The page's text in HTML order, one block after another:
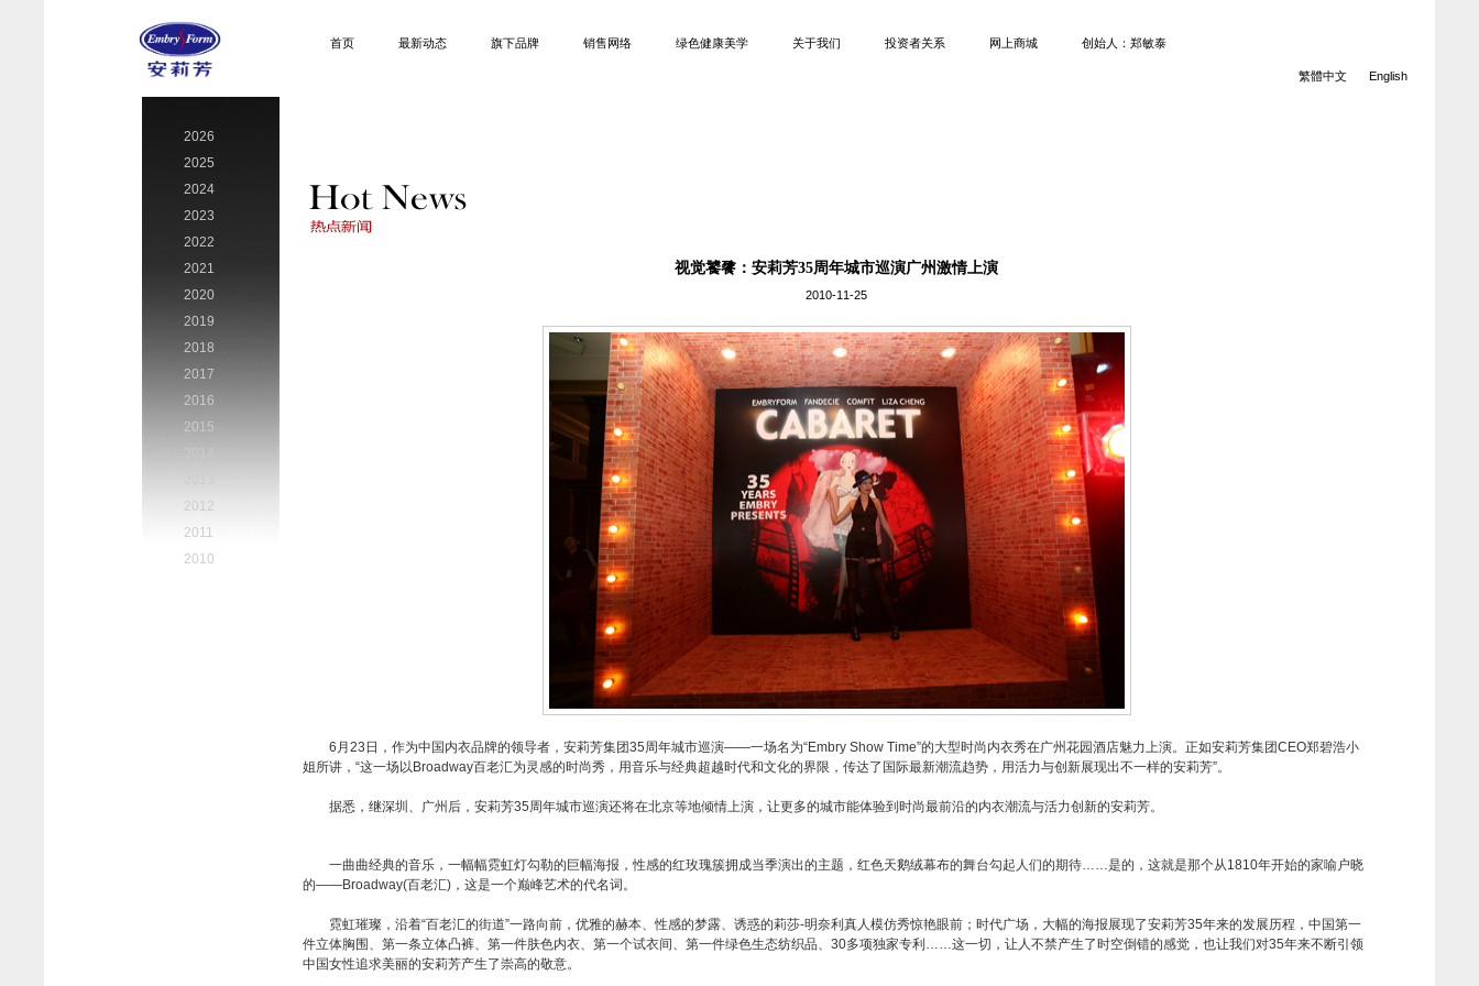
首页 最新动态 旗下品牌 销售网络 绿色健康美学 关于我们 投资者关系 网上商城 创始人：郑敏泰
繁體中文 English
2026
2025
2024
2023
2022
2021
2020
2019
2018
2017
2016
2015
2012
2011
2010
视觉饕餮：安莉芳35周年城市巡演广州激情上演
2010-11-25
6月23日，作为中国内衣品牌的领导者，安莉芳集团35周年城市巡演——一场名为“Embry Show Time”的大型时尚内衣秀在广州花园酒店魅力上演。正如安莉芳集团CEO郑碧浩小
姐所讲，“这一场以Broadway百老汇为灵感的时尚秀，用音乐与经典超越时代和文化的界限，传达了国际最新潮流趋势，用活力与创新展现出不一样的安莉芳”。
据悉，继深圳、广州后，安莉芳35周年城市巡演还将在北京等地倾情上演，让更多的城市能体验到时尚最前沿的内衣潮流与活力创新的安莉芳。
一曲曲经典的音乐，一幅幅霓虹灯勾勒的巨幅海报，性感的红玫瑰簇拥成当季演出的主题，红色天鹅绒幕布的舞台勾起人们的期待……是的，这就是那个从1810年开始的家喻户晓
的——Broadway(百老汇)，这是一个巅峰艺术的代名词。
霓虹璀璨，沿着“百老汇的街道”一路向前，优雅的赫本、性感的梦露、诱惑的莉莎-明奈利真人模仿秀惊艳眼前；时代广场，大幅的海报展现了安莉芳35年来的发展历程，中国第一
件立体胸围、第一条立体凸裤、第一件肤色内衣、第一个试衣间、第一件绿色生态纺织品、30多项独家专利……这一切，让人不禁产生了时空倒错的感觉，也让我们对35年来不断引领
中国女性追求美丽的安莉芳产生了崇高的敬意。